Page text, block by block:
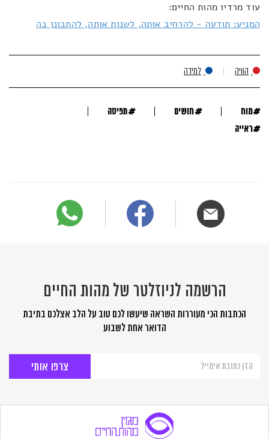
עוד מרדיו מהות החיים:
המניע: תודעה - להרחיב אותה, לשנות אותה, להתבונן בה
הוויה למידה
#מוח #חושים #תפיסה
#ראייה
הרשמה לניוזלטר של מהות החיים
הכתבות הכי מעוררות השראה שיעשו לכם טוב על הלב אצלכם בתיבת
הדואר אחת לשבוע
לניוזלטר
החיים